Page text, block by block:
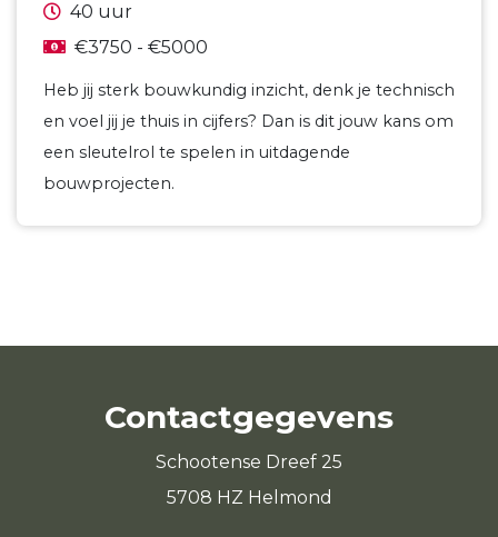
40 uur
€3750 - €5000
Heb jij sterk bouwkundig inzicht, denk je technisch
en voel jij je thuis in cijfers? Dan is dit jouw kans om
een sleutelrol te spelen in uitdagende
bouwprojecten.
Contactgegevens
Schootense Dreef 25
5708 HZ Helmond